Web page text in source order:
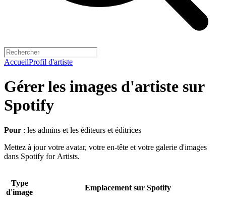
AccueilProfil d'artiste
Gérer les images d'artiste sur
Spotify
Pour : les admins et les éditeurs et éditrices
Mettez à jour votre avatar, votre en-tête et votre galerie d'images
dans Spotify for Artists.
Type
d'image
Emplacement sur Spotify